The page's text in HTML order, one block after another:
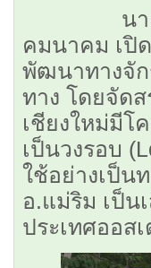
นายอาค
คมนาคม เปิ
พัฒนาทางจัก
ทาง โดยจัด
เชียงใหม่มีโ
เป็นวงรอบ
ใช้อย่างเป็น
อ.แม่ริม เป็น
ประเทศออสเ